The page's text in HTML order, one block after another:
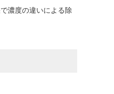
濃度の違いによる除